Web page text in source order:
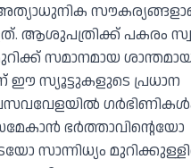
ആശുപത്രിക്ക് പകരം
സമാനമായ
ഈ സ്യൂട്ടുകളുടെ പ്രധാന
ഭർത്താവിന്റെയോ
സാന്നിധ്യം